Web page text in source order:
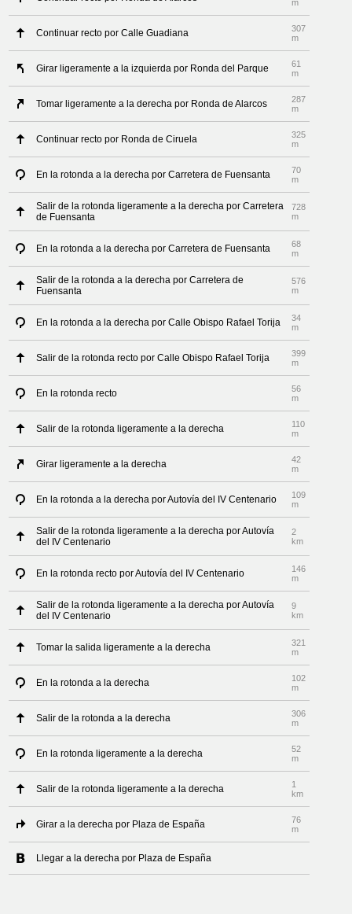
m
Continuar recto por Calle Guadiana
307
m
Girar ligeramente a la izquierda por Ronda del Parque
61
m
Tomar ligeramente a la derecha por Ronda de Alarcos
287
m
Continuar recto por Ronda de Ciruela
325
m
En la rotonda a la derecha por Carretera de Fuensanta
70
m
Salir de la rotonda ligeramente a la derecha por Carretera
de Fuensanta
728
m
En la rotonda a la derecha por Carretera de Fuensanta
68
m
Salir de la rotonda a la derecha por Carretera de
Fuensanta
576
m
En la rotonda a la derecha por Calle Obispo Rafael Torija
34
m
Salir de la rotonda recto por Calle Obispo Rafael Torija
399
m
En la rotonda recto
56
m
Salir de la rotonda ligeramente a la derecha
110
m
Girar ligeramente a la derecha
42
m
En la rotonda a la derecha por Autovía del IV Centenario
109
m
Salir de la rotonda ligeramente a la derecha por Autovía
del IV Centenario
2
km
En la rotonda recto por Autovía del IV Centenario
146
m
Salir de la rotonda ligeramente a la derecha por Autovía
del IV Centenario
9
km
Tomar la salida ligeramente a la derecha
321
m
En la rotonda a la derecha
102
m
Salir de la rotonda a la derecha
306
m
En la rotonda ligeramente a la derecha
52
m
Salir de la rotonda ligeramente a la derecha
1
km
Girar a la derecha por Plaza de España
76
m
Llegar a la derecha por Plaza de España